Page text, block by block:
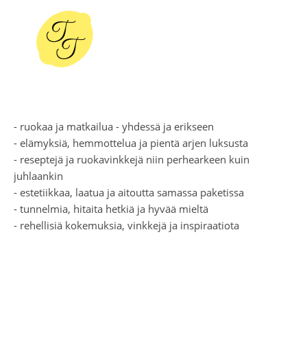
- ruokaa ja matkailua - yhdessä ja erikseen
- elämyksiä, hemmottelua ja pientä arjen luksusta
- reseptejä ja ruokavinkkejä niin perhearkeen kuin
juhlaankin
- estetiikkaa, laatua ja aitoutta samassa paketissa
- tunnelmia, hitaita hetkiä ja hyvää mieltä
- rehellisiä kokemuksia, vinkkejä ja inspiraatiota